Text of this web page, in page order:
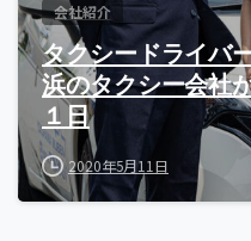
会社紹介
タクシードライバ
浜のタクシー会社
１日
2020年5月11日